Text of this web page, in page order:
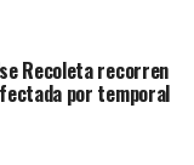
Recoleta recorren
por temporal